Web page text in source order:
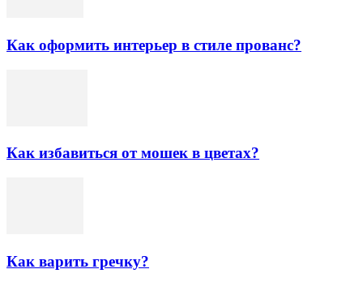
Как оформить интерьер в стиле прованс?
Как избавиться от мошек в цветах?
Как варить гречку?